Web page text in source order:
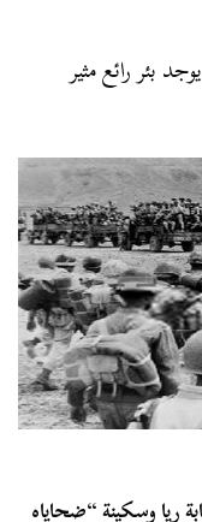
بئر رائع مثير
ريا وسكينة “ضحاياه